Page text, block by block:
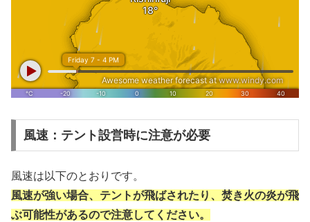
風速：テント設営時に注意が必要
風速は以下のとおりです。
風速が強い場合、テントが飛ばされたり、焚き火の炎が飛
ぶ可能性があるので注意してください。